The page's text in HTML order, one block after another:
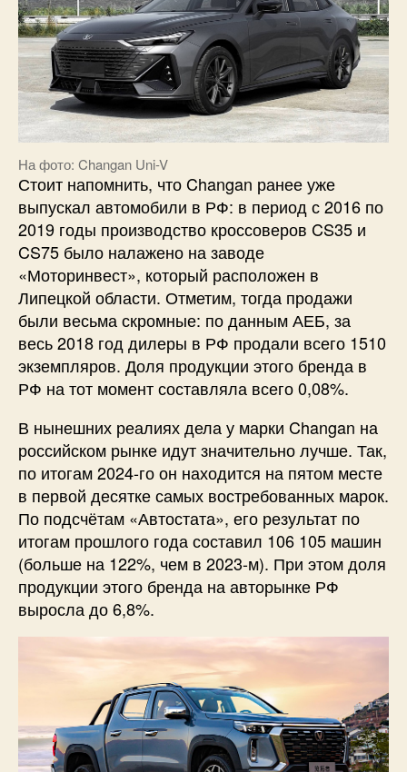
На фото: Changan Uni-V
Стоит напомнить, что Changan ранее уже
выпускал автомобили в РФ: в период с 2016 по
2019 годы производство кроссоверов CS35 и
CS75 было налажено на заводе
«Моторинвест», который расположен в
Липецкой области. Отметим, тогда продажи
были весьма скромные: по данным АЕБ, за
весь 2018 год дилеры в РФ продали всего 1510
экземпляров. Доля продукции этого бренда в
РФ на тот момент составляла всего 0,08%.
В нынешних реалиях дела у марки Changan на
российском рынке идут значительно лучше. Так,
по итогам 2024-го он находится на пятом месте
в первой десятке самых востребованных марок.
По подсчётам «Автостата», его результат по
итогам прошлого года составил 106 105 машин
(больше на 122%, чем в 2023-м). При этом доля
продукции этого бренда на авторынке РФ
выросла до 6,8%.